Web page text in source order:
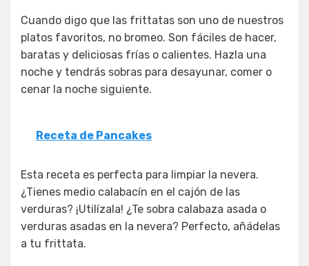
Cuando digo que las frittatas son uno de nuestros
platos favoritos, no bromeo. Son fáciles de hacer,
baratas y deliciosas frías o calientes. Hazla una
noche y tendrás sobras para desayunar, comer o
cenar la noche siguiente.
Receta de Pancakes
Esta receta es perfecta para limpiar la nevera.
¿Tienes medio calabacín en el cajón de las
verduras? ¡Utilízala! ¿Te sobra calabaza asada o
verduras asadas en la nevera? Perfecto, añádelas
a tu frittata.